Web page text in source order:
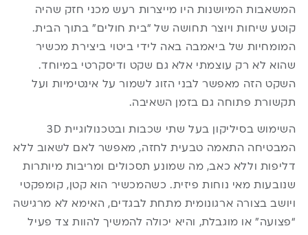
המשאבות המיושנות היו מייצרות רעש מכני חזק שהיה
קוטע שיחות ויוצר תחושה של “בית חולים” בתוך הבית.
המומחיות של ביאמבה באה לידי ביטוי ביצירת מכשיר
שהוא לא רק עוצמתי אלא גם שקט ודיסקרטי במיוחד.
השקט הזה מאפשר לבני הזוג לשמור על אינטימיות ועל
תקשורת פתוחה גם בזמן השאיבה.
השימוש בסיליקון בעל שתי שכבות ובטכנולוגיית 3D
המבטיחה התאמה טבעית לחזה, מאפשר לאם לשאוב ללא
דליפות וללא כאב, מה שמונע תסכולים ומריבות מיותרות
שנובעות מאי נוחות פיזית. כשהמכשיר הוא קטן, קומפקטי
ויושב בצורה ארגונומית מתחת לבגדים, האימא לא מרגישה
“פצועה” או מוגבלת, והיא יכולה להמשיך להוות צד פעיל